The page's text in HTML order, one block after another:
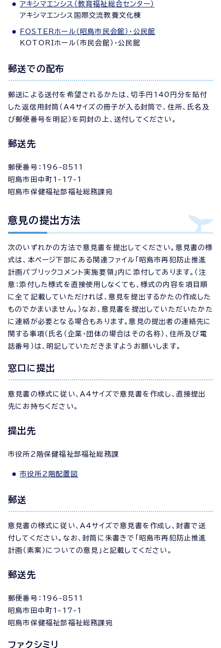
アキシマエンシス（教育福祉総合センター）
アキシマエンシス国際交流教養文化棟
FOSTERホール（昭島市民会館）・公民館
KOTORIホール（市民会館）・公民館
郵送での配布
郵送による送付を希望されるかたは、切手円140円分を貼付
した返信用封筒（A4サイズの冊子が入る封筒で、住所、氏名及
び郵便番号を明記）を同封の上、送付してください。
郵送先
郵便番号：196-8511
昭島市田中町1-17-1
昭島市保健福祉部福祉総務課宛
意見の提出方法
次のいずれかの方法で意見書を提出してください。意見書の様
式は、本ページ下部にある関連ファイル「昭島市再犯防止推進
計画パブリックコメント実施要領」内に添付してあります。（注
意：添付した様式を直接使用しなくても、様式の内容を項目順
に全て記載していただければ、意見を提出するかたの作成した
ものでかまいません。）なお、意見書を提出していただいたかた
に連絡が必要となる場合もあります。意見の提出者の連絡先に
関する事項（氏名（企業・団体の場合はその名称）、住所及び電
話番号）は、明記していただきますようお願いします。
窓口に提出
意見書の様式に従い、A4サイズで意見書を作成し、直接提出
先にお持ちください。
提出先
市役所2階保健福祉部福祉総務課
市役所2階配置図
郵送
意見書の様式に従い、A4サイズで意見書を作成し、封書で送
付してください。なお、封筒に朱書きで「昭島市再犯防止推進
計画（素案）についての意見」と記載してください。
郵送先
郵便番号：196-8511
昭島市田中町1-17-1
昭島市保健福祉部福祉総務課宛
ファクシミリ